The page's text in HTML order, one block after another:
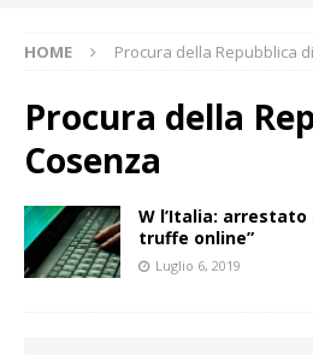
HOME Procura della Repubblica
Procura della
Cosenza
W l’Italia: arrestato
truffe online”
Luglio 6, 2019